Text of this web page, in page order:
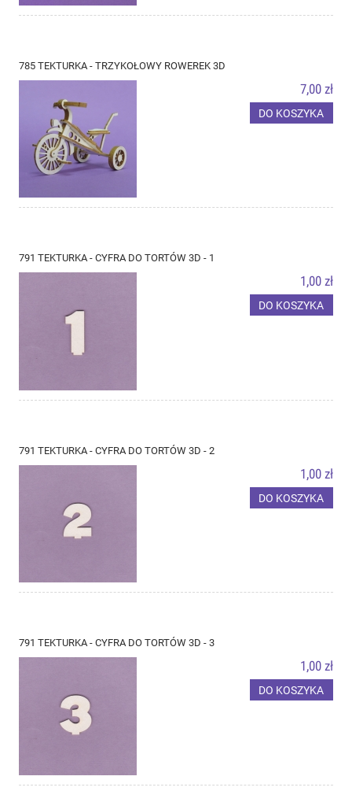
785 TEKTURKA - TRZYKOŁOWY ROWEREK 3D
7,00 zł
DO KOSZYKA
791 TEKTURKA - CYFRA DO TORTÓW 3D - 1
1,00 zł
DO KOSZYKA
791 TEKTURKA - CYFRA DO TORTÓW 3D - 2
1,00 zł
DO KOSZYKA
791 TEKTURKA - CYFRA DO TORTÓW 3D - 3
1,00 zł
DO KOSZYKA